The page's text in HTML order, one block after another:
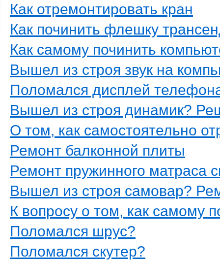
Как отремонтировать кран
Как починить флешку
Как самому починить
Вышел из строя звук на
Поломался дисплей
Вышел из строя динамик?
О том, как самостоятельно
Ремонт балконной плиты
Ремонт пружинного матраса
Вышел из строя самовар?
К вопросу о том, как самому
Поломался шрус?
Поломался скутер?